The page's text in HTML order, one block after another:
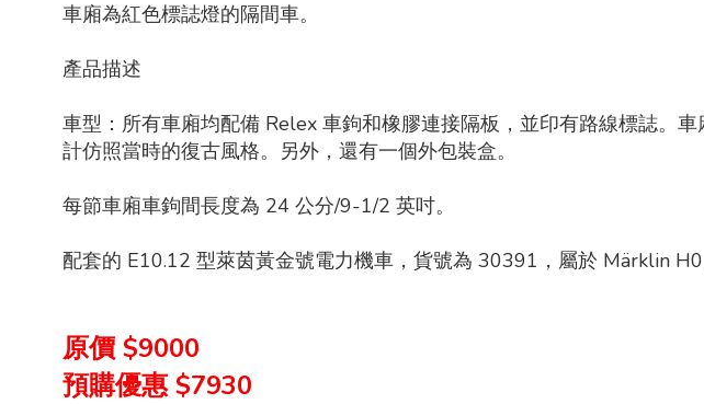
車廂為紅色標誌燈的隔間車。
產品描述
車型：所有車廂均配備 Relex 車鉤和橡膠連接隔板，並印有路線標誌。
計仿照當時的復古風格。另外，還有一個外包裝盒。
每節車廂車鉤間長度為 24 公分/9-1/2 英吋。
配套的 E10.12 型萊茵黃金號電力機車，貨號為 30391，屬於 Märklin H0
原價 $9000
預購優惠 $7930